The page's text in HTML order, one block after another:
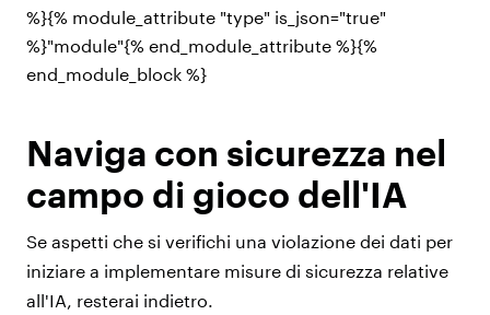
%}{% module_attribute "type" is_json="true"
%}"module"{% end_module_attribute %}{%
end_module_block %}
Naviga con sicurezza nel
campo di gioco dell'IA
Se aspetti che si verifichi una violazione dei dati per
iniziare a implementare misure di sicurezza relative
all'IA , resterai indietro.